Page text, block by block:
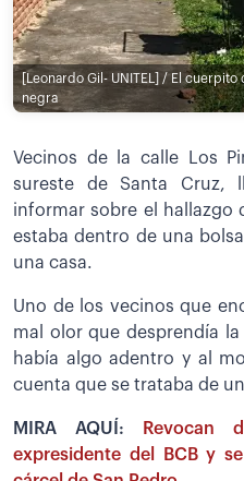
[Leonardo Gil- UNITEL] / El
negra
Vecinos de la calle Los
sureste de Santa Cruz,
informar sobre el hallazgo
estaba dentro de una
una casa.
Uno de los vecinos que
mal olor que desprendía
había algo adentro y al
cuenta que se trataba de
MIRA AQUÍ:
Revocan
expresidente del BCB y